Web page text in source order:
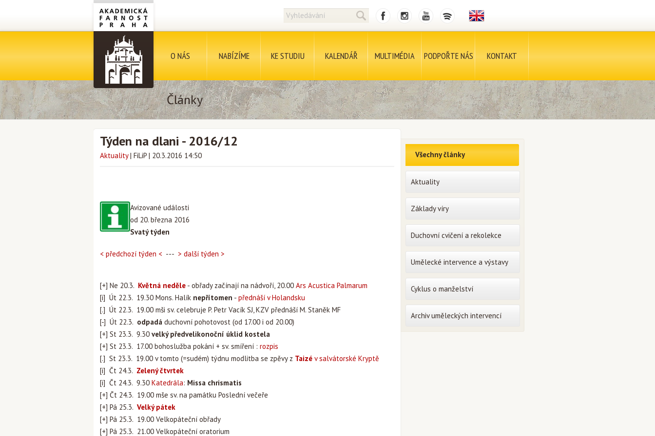
O NÁS NABÍZÍME KE STUDIU KALENDÁŘ MULTIMÉDIA PODPOŘTE NÁS KONTAKT
Články
Týden na dlani - 2016/12
Aktuality | FiLiP | 20.3.2016 14:50
Avizované události
od 20. března 2016
Svatý týden
< předchozí týden < --- > další týden >
[+] Ne 20.3. Květná neděle - obřady začínají na nádvoří, 20.00 Ars Acustica Palmarum
[i] Út 22.3. 19.30 Mons. Halík nepřítomen - přednáší v Holandsku
[.] Út 22.3. 19.00 mši sv. celebruje P. Petr Vacík SJ, KZV přednáší M. Staněk MF
[-] Út 22.3. odpadá duchovní pohotovost (od 17.00 i od 20.00)
[+] St 23.3. 9.30 velký předvelikonoční úklid kostela
[+] St 23.3. 17.00 bohoslužba pokání + sv. smíření : rozpis
[.] St 23.3. 19.00 v tomto (=sudém) týdnu modlitba se zpěvy z Taizé v salvátorské Kryptě
[i] Čt 24.3. Zelený čtvrtek
[i] Čt 24.3. 9.30 Katedrála: Missa chrismatis
[+] Čt 24.3. 19.00 mše sv. na památku Poslední večeře
[+] Pá 25.3. Velký pátek
[+] Pá 25.3. 19.00 Velkopáteční obřady
[+] Pá 25.3. 21.00 Velkopáteční oratorium
Všechny články
Aktuality
Základy víry
Duchovní cvičení a rekolekce
Umělecké intervence a výstavy
Cyklus o manželství
Archiv uměleckých intervencí